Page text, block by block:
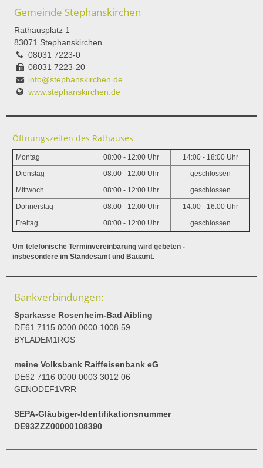
Gemeinde Stephanskirchen
Rathausplatz 1
83071 Stephanskirchen
08031 7223-0
08031 7223-20
info@stephanskirchen.de
www.stephanskirchen.de
Öffnungszeiten des Rathauses
Montag 08:00 - 12:00 Uhr 14:00 - 18:00 Uhr
Dienstag 08:00 - 12:00 Uhr geschlossen
Mittwoch 08:00 - 12:00 Uhr geschlossen
Donnerstag 08:00 - 12:00 Uhr 14:00 - 16:00 Uhr
Freitag 08:00 - 12:00 Uhr geschlossen
Um telefonische Terminvereinbarung wird gebeten -
insbesondere im Standesamt und Bauamt.
Bankverbindungen:
Sparkasse Rosenheim-Bad Aibling
DE61 7115 0000 0000 1008 59
BYLADEM1ROS
meine Volksbank Raiffeisenbank eG
DE62 7116 0000 0003 3012 06
GENODEF1VRR
SEPA-Gläubiger-Identifikationsnummer
DE93ZZZ00000108390